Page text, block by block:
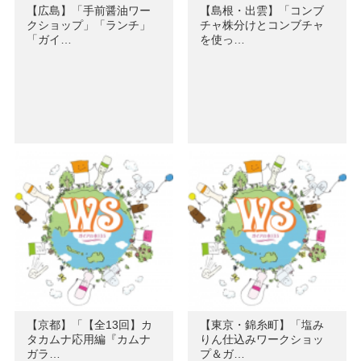
【広島】「手前醤油ワー
クショップ」「ランチ」
「ガイ…
【島根・出雲】「コンブ
チャ株分けとコンブチャ
を使っ…
【京都】「【全13回】カ
タカムナ応用編『カムナ
ガラ…
【東京・錦糸町】「塩み
りん仕込みワークショッ
プ＆ガ…